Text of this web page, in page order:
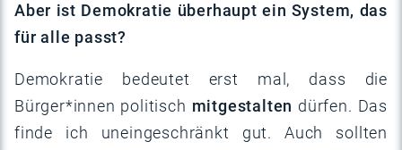
Aber ist Demokratie überhaupt ein System, das
für alle passt?
Demokratie bedeutet erst mal, dass die
Bürger*innen politisch mitgestalten dürfen. Das
finde ich uneingeschränkt gut. Auch sollten